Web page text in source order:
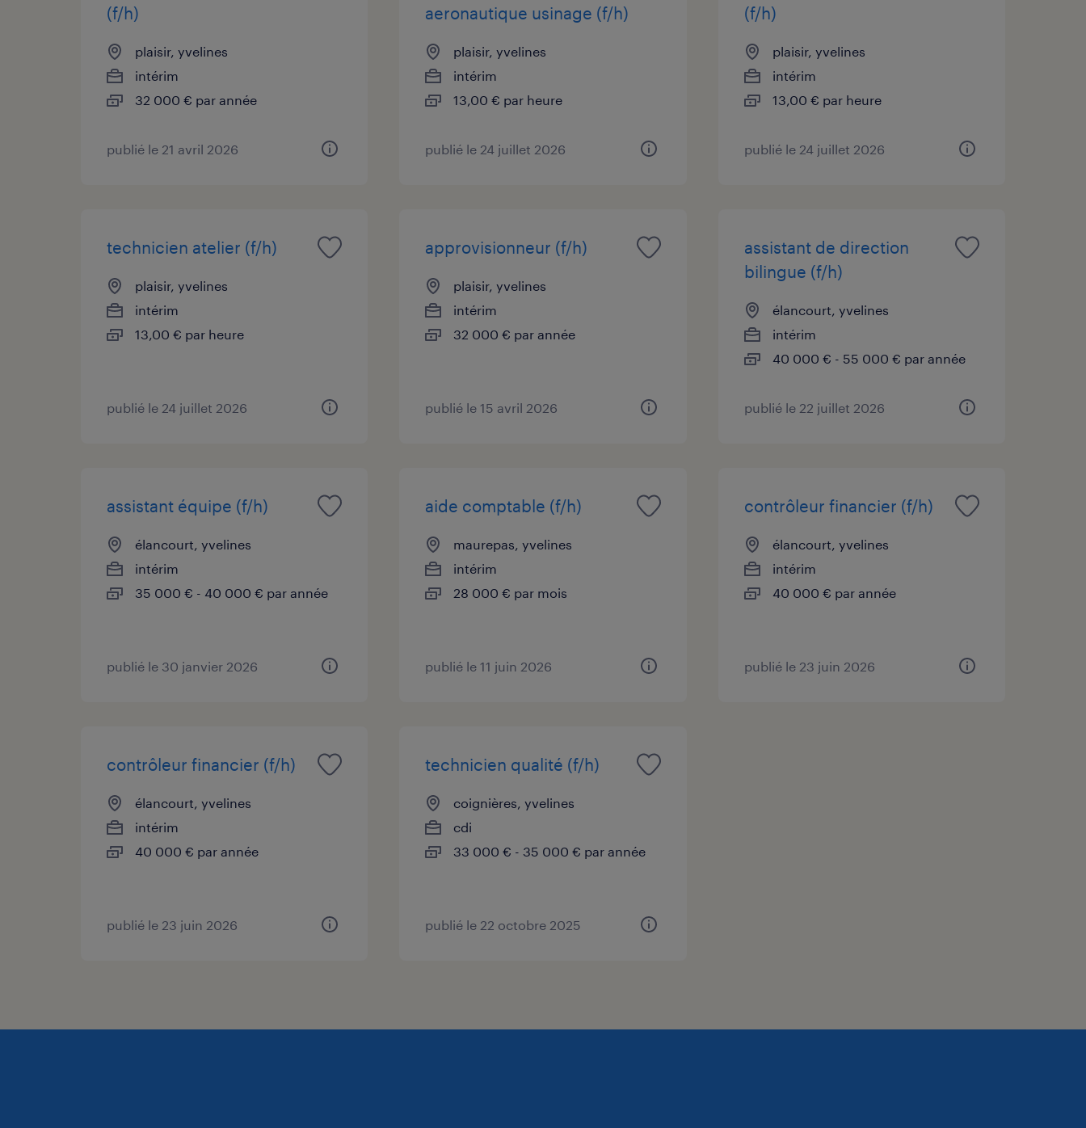
(f/h)
plaisir, yvelines
intérim
32 000 € par année
publié le 21 avril 2026
aeronautique usinage (f/h)
plaisir, yvelines
intérim
13,00 € par heure
publié le 24 juillet 2026
(f/h)
plaisir, yvelines
intérim
13,00 € par heure
publié le 24 juillet 2026
technicien atelier (f/h)
plaisir, yvelines
intérim
13,00 € par heure
publié le 24 juillet 2026
approvisionneur (f/h)
plaisir, yvelines
intérim
32 000 € par année
publié le 15 avril 2026
assistant de direction
bilingue (f/h)
élancourt, yvelines
intérim
40 000 € - 55 000 € par année
publié le 22 juillet 2026
assistant équipe (f/h)
élancourt, yvelines
intérim
35 000 € - 40 000 € par année
publié le 30 janvier 2026
aide comptable (f/h)
maurepas, yvelines
intérim
28 000 € par mois
publié le 11 juin 2026
contrôleur financier (f/h)
élancourt, yvelines
intérim
40 000 € par année
publié le 23 juin 2026
contrôleur financier (f/h)
élancourt, yvelines
intérim
40 000 € par année
publié le 23 juin 2026
technicien qualité (f/h)
coignières, yvelines
cdi
33 000 € - 35 000 € par année
publié le 22 octobre 2025